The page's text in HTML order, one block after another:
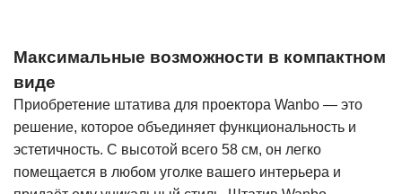
Максимальные возможности в компактном
виде
Приобретение штатива для проектора Wanbo — это
решение, которое объединяет функциональность и
эстетичность. С высотой всего 58 см, он легко
помещается в любом уголке вашего интерьера и